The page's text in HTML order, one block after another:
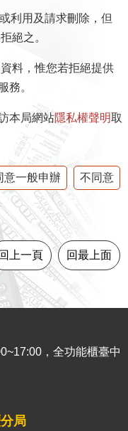
利用及請求刪除，但
絕之。
料，惟您若拒絕提供
務。
本局網站隱私權聲明取
意一般申辦 不同意
回上一頁 回最上面
，全功能櫃臺中
局